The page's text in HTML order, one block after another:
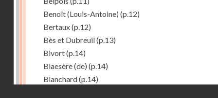
Benoît (Louis-Antoine) (p.12)
Bertaux(p.12)
Bès et Dubreuil(p.13)
Bivort(p.14)
Blaesère (de) (p.14)
Blanchard(p.14)